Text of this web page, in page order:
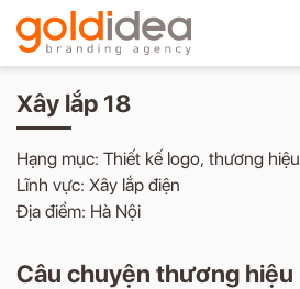
Xây lắp 18
Hạng mục: Thiết kế logo, thương hiệu
Lĩnh vực: Xây lắp điện
Địa điểm: Hà Nội
Câu chuyện thương hiệu